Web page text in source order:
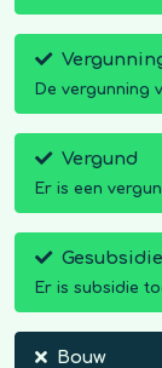
De vergunning
Vergund
Er is een
Er is subsidie
Bouw